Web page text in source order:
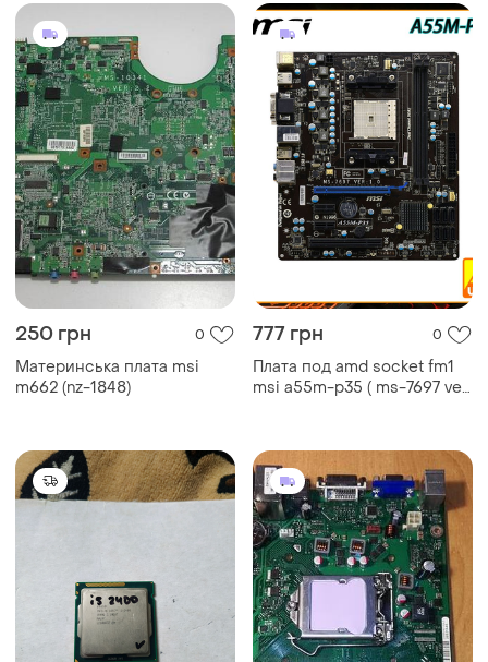
250 грн 0
Материнська плата msi
m662 (nz-1848)
777 грн 0
Плата под amd socket fm1
msi a55m-p35 ( ms-7697 ver